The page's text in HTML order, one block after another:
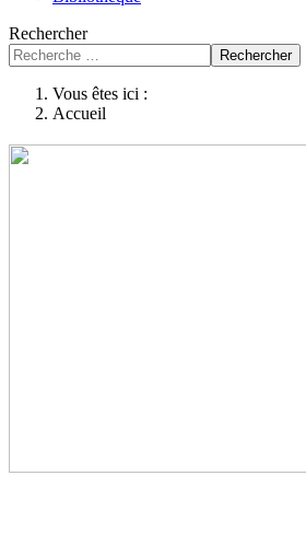
Rechercher
Rechercher
Vous êtes ici :
Accueil